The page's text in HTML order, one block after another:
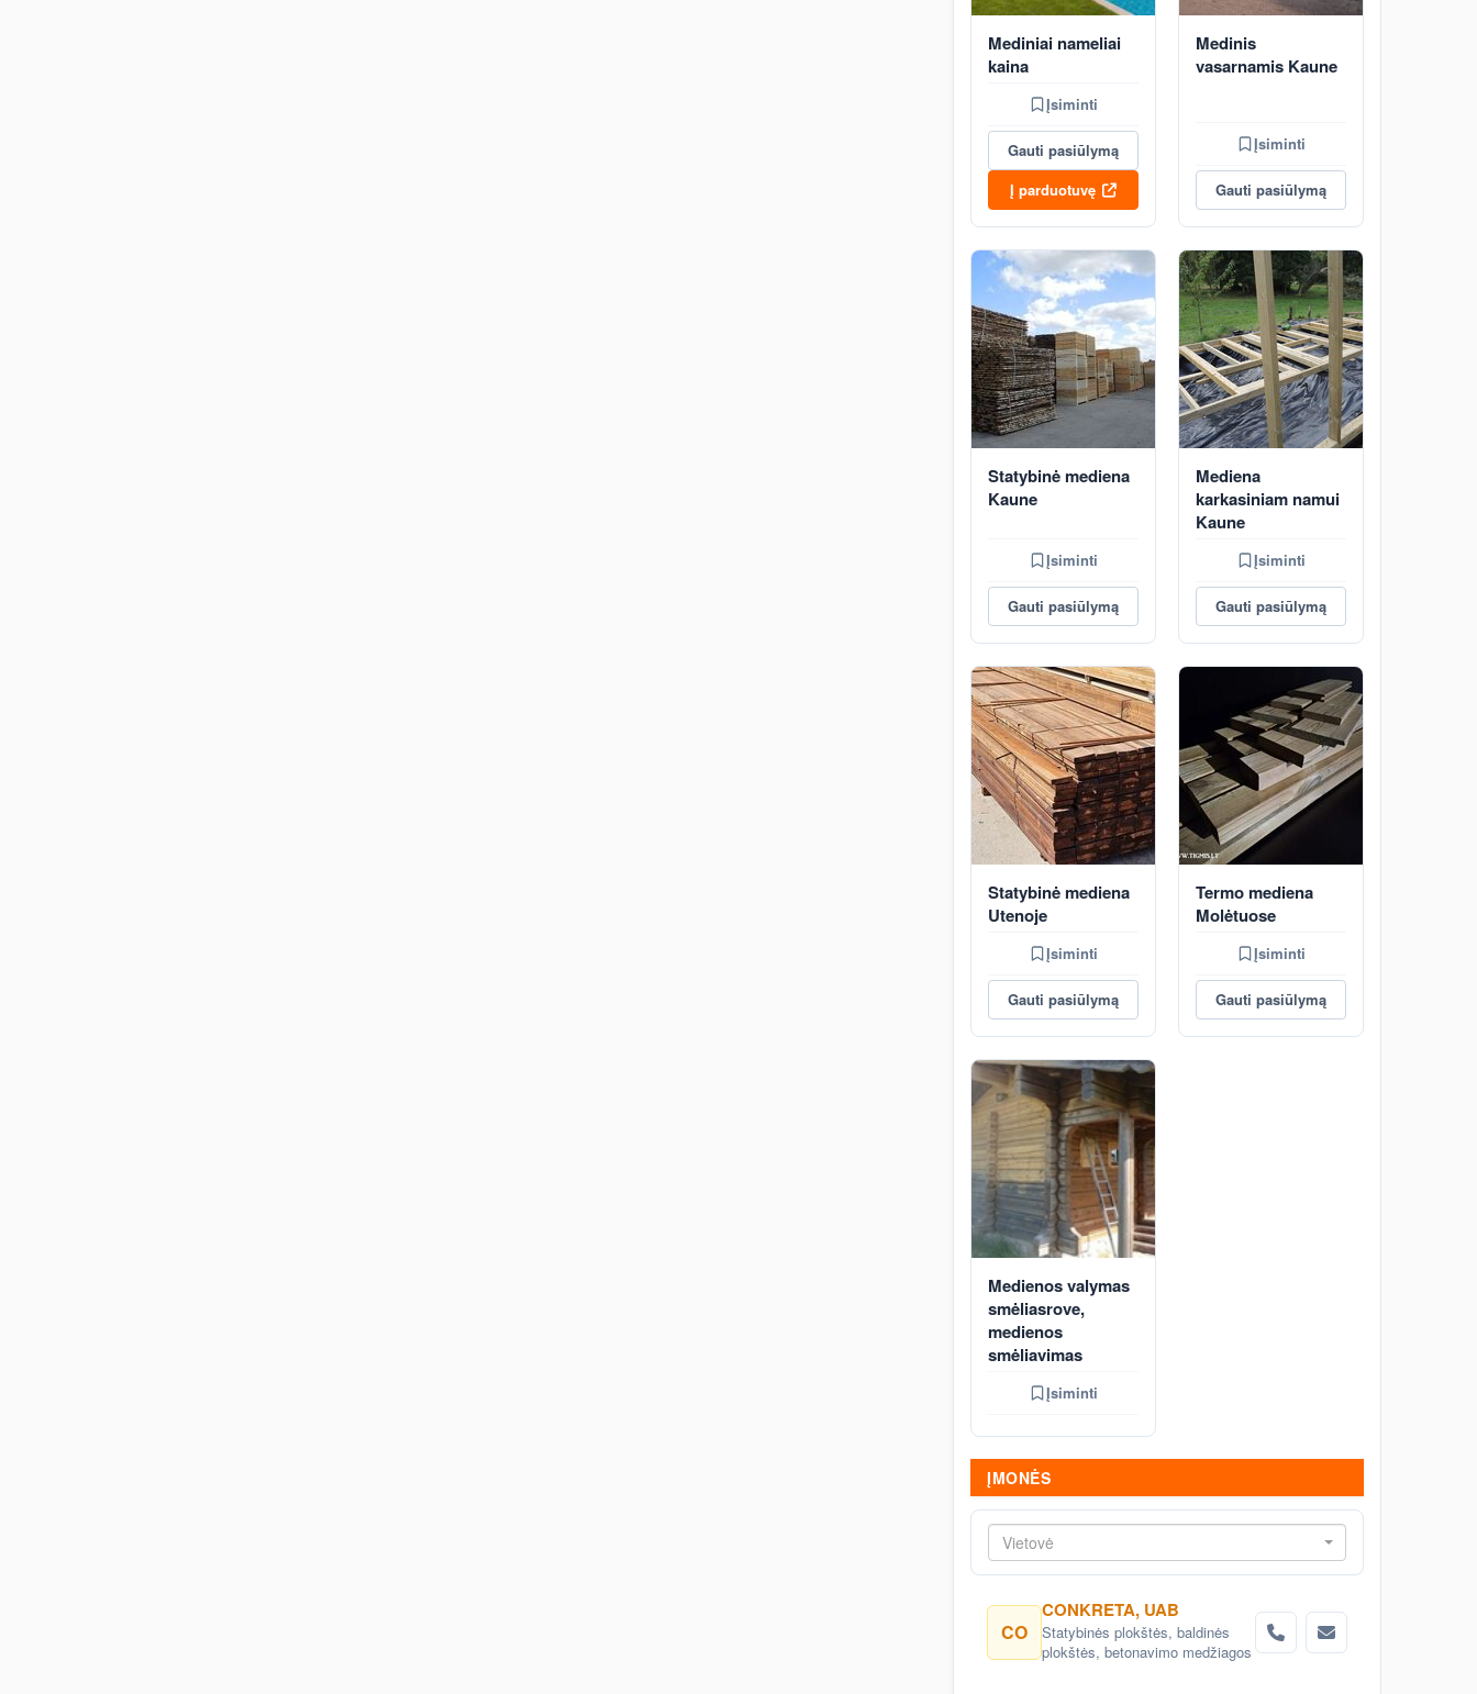
Mediniai nameliai
kaina
Įsiminti
Gauti pasiūlymą
Į parduotuvę
Medinis
vasarnamis Kaune
Įsiminti
Gauti pasiūlymą
Statybinė mediena
Kaune
Įsiminti
Gauti pasiūlymą
Mediena
karkasiniam namui
Kaune
Įsiminti
Gauti pasiūlymą
Statybinė mediena
Utenoje
Įsiminti
Gauti pasiūlymą
Termo mediena
Molėtuose
Įsiminti
Gauti pasiūlymą
Medienos valymas
smėliasrove,
medienos
smėliavimas
Įsiminti
ĮMONĖS
Vietovė
CO
CONKRETA, UAB
Statybinės plokštės, baldinės
plokštės, betonavimo medžiagos